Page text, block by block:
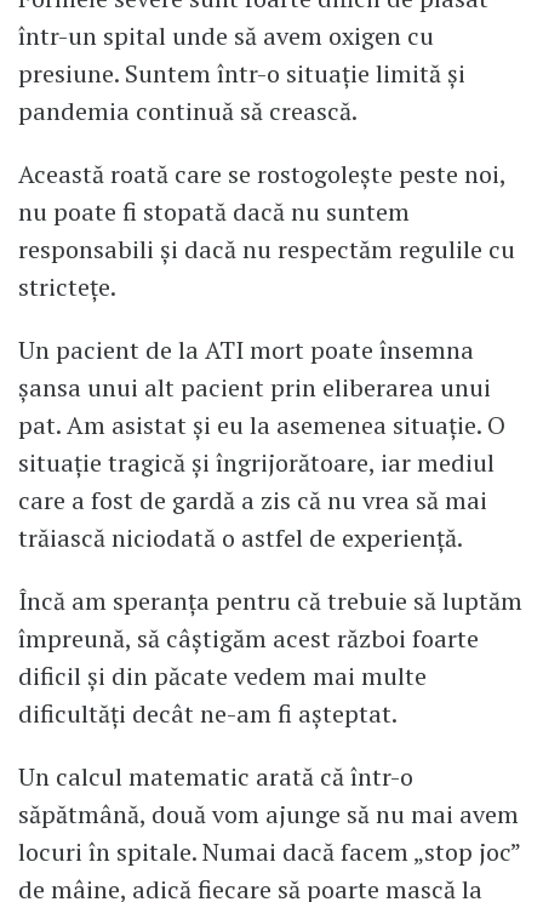
într-un spital unde să avem oxigen cu
presiune. Suntem într-o situație limită și
pandemia continuă să crească.
Această roată care se rostogolește peste noi,
nu poate fi stopată dacă nu suntem
responsabili și dacă nu respectăm regulile cu
strictețe.
Un pacient de la ATI mort poate însemna
șansa unui alt pacient prin eliberarea unui
pat. Am asistat și eu la asemenea situație. O
situație tragică și îngrijorătoare, iar mediul
care a fost de gardă a zis că nu vrea să mai
trăiască niciodată o astfel de experiență.
Încă am speranța pentru că trebuie să luptăm
împreună, să câștigăm acest război foarte
dificil și din păcate vedem mai multe
dificultăți decât ne-am fi așteptat.
Un calcul matematic arată că într-o
săpătmână, două vom ajunge să nu mai avem
locuri în spitale. Numai dacă facem „stop joc”
de mâine, adică fiecare să poarte mască la